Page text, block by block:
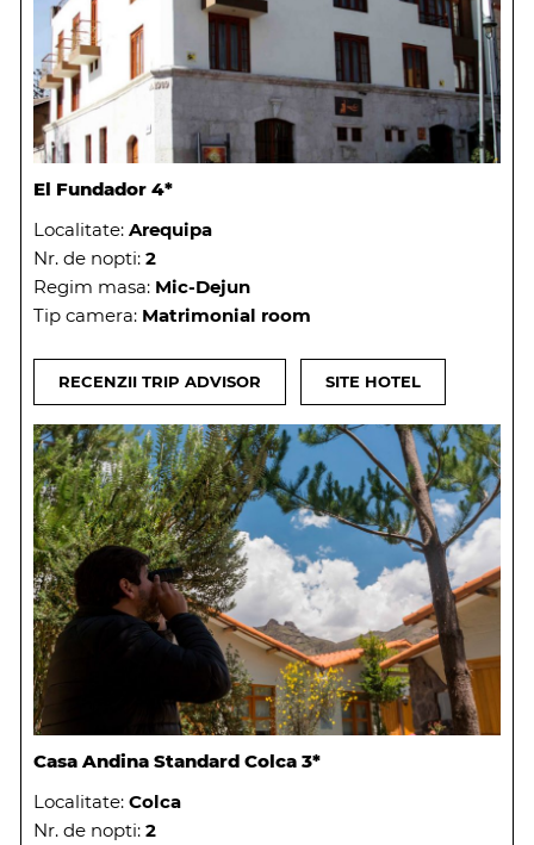
El Fundador 4*
Localitate: Arequipa
Nr. de nopti: 2
Regim masa: Mic-Dejun
Tip camera: Matrimonial room
RECENZII TRIP ADVISOR SITE HOTEL
Casa Andina Standard Colca 3*
Localitate: Colca
Nr. de nopti: 2